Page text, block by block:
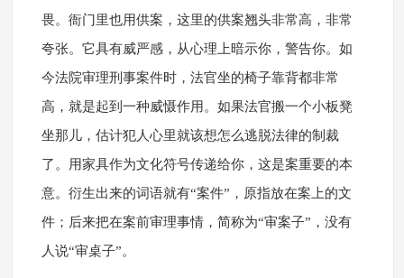
畏。衙门里也用供案，这里的供案翘头非常高，非常
夸张。它具有威严感，从心理上暗示你，警告你。如
今法院审理刑事案件时，法官坐的椅子靠背都非常
高，就是起到一种威慑作用。如果法官搬一个小板凳
坐那儿，估计犯人心里就该想怎么逃脱法律的制裁
了。用家具作为文化符号传递给你，这是案重要的本
意。衍生出来的词语就有“案件”，原指放在案上的文
件；后来把在案前审理事情，简称为“审案子”，没有
人说“审桌子”。